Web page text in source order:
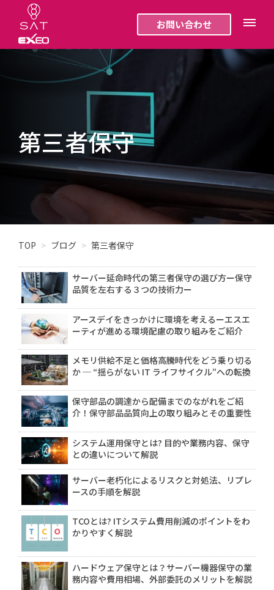
お問い合わせ
第三者保守
TOP ブログ 第三者保守
サーバー延命時代の第三者保守の選び方ー保守
品質を左右する３つの技術力ー
アースデイをきっかけに環境を考えるーエスエ
ーティが進める環境配慮の取り組みをご紹介
メモリ供給不足と価格高騰時代をどう乗り切る
か ─ “揺らがない IT ライフサイクル”への転換
保守部品の調達から配備までのながれをご紹
介！保守部品品質向上の取り組みとその重要性
システム運用保守とは? 目的や業務内容、保守
との違いについて解説
サーバー老朽化によるリスクと対処法、リプレ
ースの手順を解説
TCOとは? ITシステム費用削減のポイントをわ
かりやすく解説
ハードウェア保守とは？サーバー機器保守の業
務内容や費用相場、外部委託のメリットを解説